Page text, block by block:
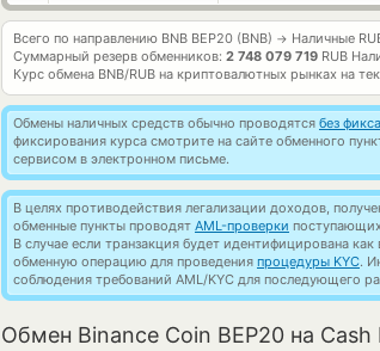
Всего по направлению BNB BEP20 (BNB) → Наличные
Суммарный резерв обменников: 2 748 079 719 RUB
Курс обмена BNB/RUB на криптовалютных рынках на
Обмены наличных средств обычно проводятся без
фиксирования курса смотрите на сайте обменного
сервисом в электронном письме.
В целях противодействия легализации доходов,
обменные пункты проводят AML-проверки
В случае если транзакция будет идентифицирована
обменную операцию для проведения процедуры KYC.
соблюдения требований AML/KYC для последующего
Обмен Binance Coin BEP20 на Cash